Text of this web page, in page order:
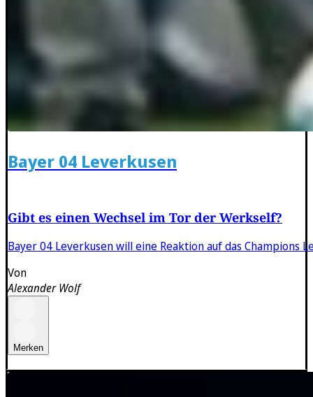
Bayer 04 Leverkusen
Gibt es einen Wechsel im Tor der Werkself?
Bayer 04 Leverkusen will eine Reaktion auf das Champions
Von
Alexander Wolf
Merken